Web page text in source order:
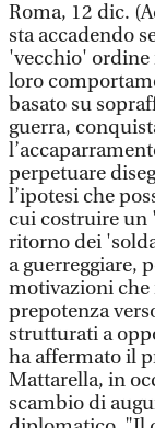
Roma, 12 dic.
sta accadendo
'vecchio' ordine
loro
basato su
guerra,
perpetuare
l’ipotesi che
cui costruire un
ritorno dei
a guerreggiare,
motivazioni che
prepotenza
strutturati a
ha affermato il
Mattarella, in
scambio di